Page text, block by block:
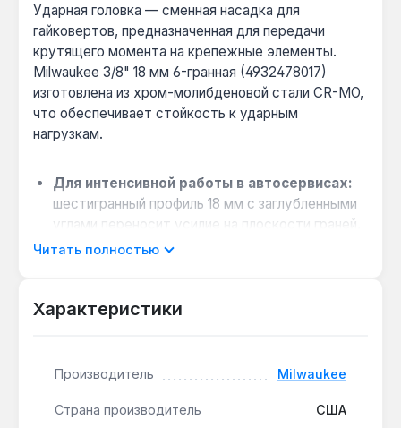
Ударная головка — сменная насадка для
гайковертов, предназначенная для передачи
крутящего момента на крепежные элементы.
Milwaukee 3/8" 18 мм 6-гранная (4932478017)
изготовлена из хром-молибденовой стали CR-MO,
что обеспечивает стойкость к ударным
нагрузкам.
Для интенсивной работы в автосервисах:
шестигранный профиль 18 мм с заглубленными
углами переносит усилие на плоскости граней,
снижая износ крепежа при крутящем моменте
тонкостенная конструкция с внешним
раме автомобиля.
инструментом:хвостовик 3/8" подходит для
Читать полностью
Характеристики
Производитель Milwaukee
Страна производитель США